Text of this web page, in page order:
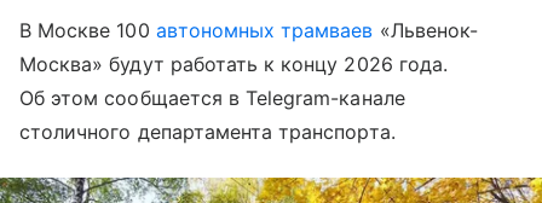
В Москве 100 автономных трамваев «Львенок-
Москва» будут работать к концу 2026 года.
Об этом сообщается в Telegram-канале
столичного департамента транспорта.